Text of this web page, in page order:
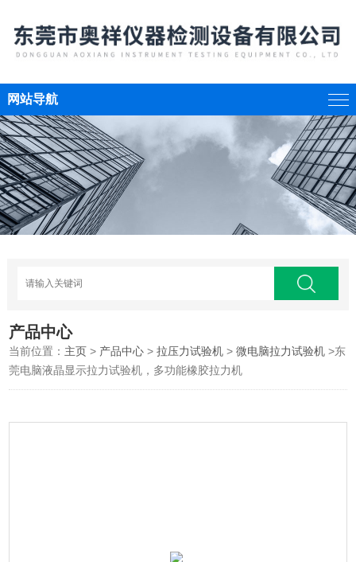
网站导航
产品中心
当前位置： 主页 > 产品中心 >拉压力试验机 >微电脑拉力试验机 >东
莞电脑液晶显示拉力试验机，多功能橡胶拉力机